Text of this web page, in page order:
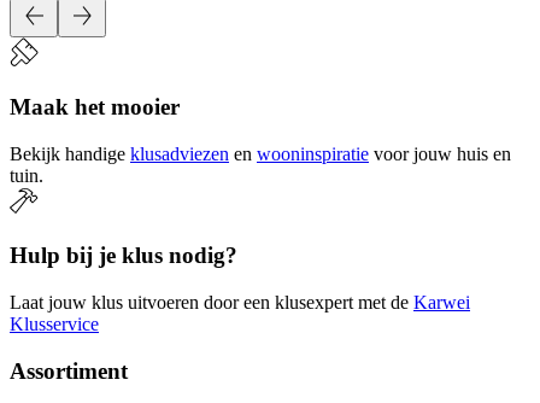
Maak het mooier
Bekijk handige klusadviezen en wooninspiratie voor jouw huis en
tuin.
Hulp bij je klus nodig?
Laat jouw klus uitvoeren door een klusexpert met de Karwei
Klusservice
Assortiment